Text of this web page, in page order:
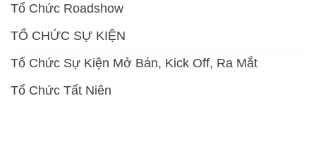
Tổ Chức Roadshow
TỔ CHỨC SỰ KIỆN
Tổ Chức Sự Kiện Mở Bán, Kick Off, Ra Mắt
Tổ Chức Tất Niên